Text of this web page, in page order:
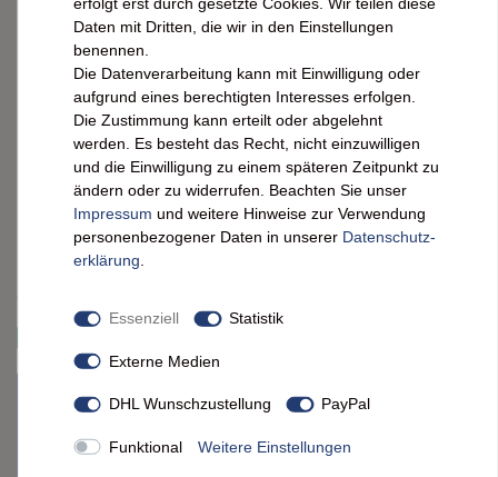
Metalldose Gallseife
Fleckenentferner 100 Gramm
Entdecken Sie die Effektivität von La Savonnerie De Nyons
Gallseife Fleckenentferner! Praktisch in der Metalldose,
perfekt für unterwegs. Jetzt Flecken mühelos entfernen
und Ihre Kleidung strahlend sauber halten!
6,90 EUR*
Artikel derzeit nicht verfügbar
können wir den Artikel kurzfristig für Sie beschaffen.
Daten mit Dritten, die wir in den Einstellungen
benennen.
Die Datenverarbeitung kann mit Einwilligung oder
aufgrund eines berechtigten Interesses erfolgen.
Die Zustimmung kann erteilt oder abgelehnt
werden. Es besteht das Recht, nicht einzuwilligen
und die Einwilligung zu einem späteren Zeitpunkt zu
ändern oder zu widerrufen. Beachten Sie unser
Impressum und weitere Hinweise zur Verwendung
personenbezogener Daten in unserer Daten­schutz­
erklärung
Essenziell Statistik
Externe Medien
DHL Wunschzustellung PayPal
Funktional Weitere Einstellungen